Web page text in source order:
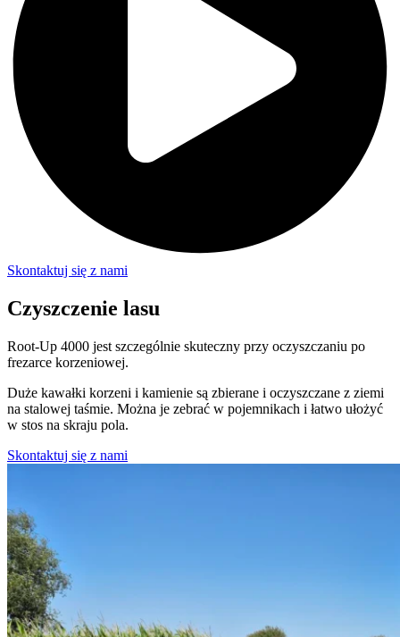
Skontaktuj się z nami
Czyszczenie lasu
Root-Up 4000 jest szczególnie skuteczny przy oczyszczaniu po
frezarce korzeniowej.
Duże kawałki korzeni i kamienie są zbierane i oczyszczane z ziemi
na stalowej taśmie. Można je zebrać w pojemnikach i łatwo ułożyć
w stos na skraju pola.
Skontaktuj się z nami